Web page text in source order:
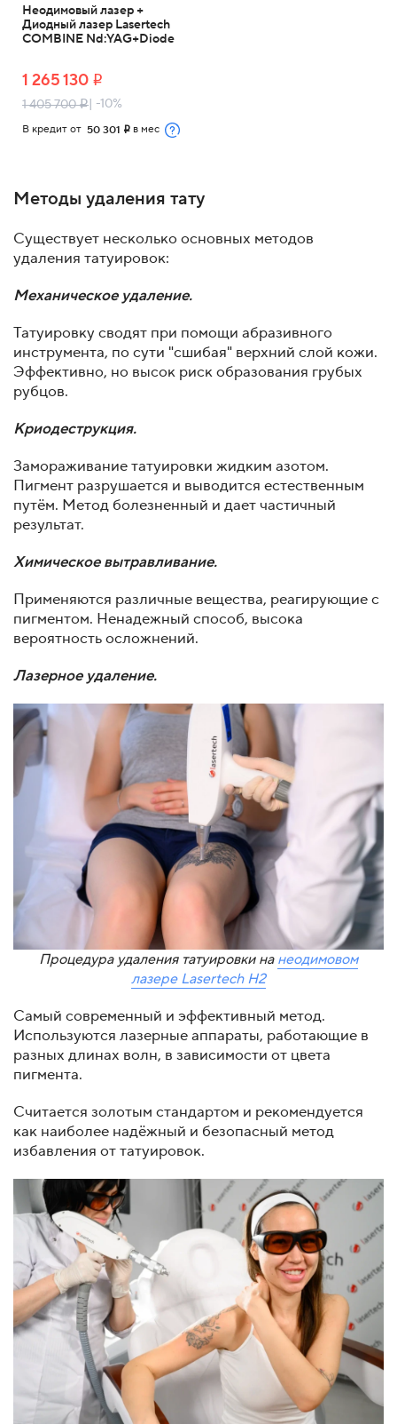
Неодимовый лазер +
Диодный лазер Lasertech
COMBINE Nd:YAG+Diode
1 265 130 i
1 405 700i| -10%
В кредит от 50 301 i в мес
Методы удаления тату
Существует несколько основных методов
удаления татуировок:
Механическое удаление.
Татуировку сводят при помощи абразивного
инструмента, по сути "сшибая" верхний слой кожи.
Эффективно, но высок риск образования грубых
рубцов.
Криодеструкция.
Замораживание татуировки жидким азотом.
Пигмент разрушается и выводится естественным
путём. Метод болезненный и дает частичный
результат.
Химическое вытравливание.
Применяются различные вещества, реагирующие с
пигментом. Ненадежный способ, высока
вероятность осложнений.
Лазерное удаление.
Процедура удаления татуировки на неодимовом
лазере Lasertech H2
Самый современный и эффективный метод.
Используются лазерные аппараты, работающие в
разных длинах волн, в зависимости от цвета
пигмента.
Считается золотым стандартом и рекомендуется
как наиболее надёжный и безопасный метод
избавления от татуировок.